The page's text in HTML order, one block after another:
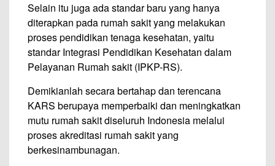
Selain itu juga ada standar baru yang hanya
diterapkan pada rumah sakit yang melakukan
proses pendidikan tenaga kesehatan, yaitu
standar Integrasi Pendidikan Kesehatan dalam
Pelayanan Rumah sakit (IPKP-RS).
Demikianlah secara bertahap dan terencana
KARS berupaya memperbaiki dan meningkatkan
mutu rumah sakit diseluruh Indonesia melalui
proses akreditasi rumah sakit yang
berkesinambunagan.